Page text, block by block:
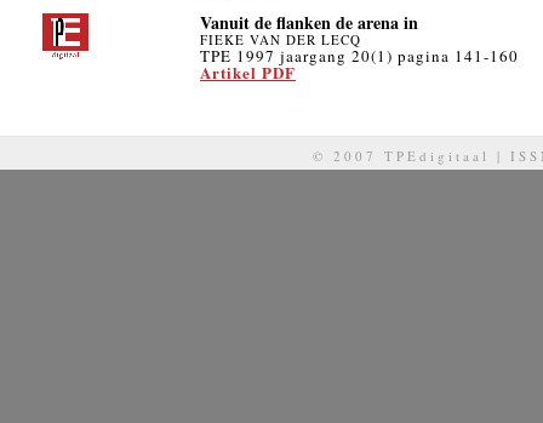
Vanuit de flanken de arena in
FIEKE VAN DER LECQ
TPE 1997 jaargang 20(1) pagina 141-160
Artikel PDF
© 2007 TPEdigitaal |